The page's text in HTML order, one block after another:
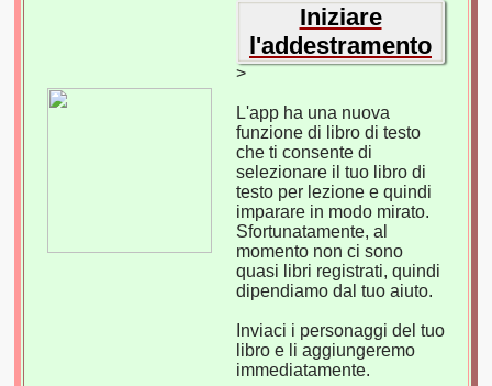
Iniziare
l'addestramento
>
L'app ha una nuova
funzione di libro di testo
che ti consente di
selezionare il tuo libro di
testo per lezione e quindi
imparare in modo mirato.
Sfortunatamente, al
momento non ci sono
quasi libri registrati, quindi
dipendiamo dal tuo aiuto.
Inviaci i personaggi del tuo
libro e li aggiungeremo
immediatamente.